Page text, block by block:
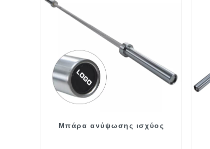
Μπάρα ανύψωσης ισχύος